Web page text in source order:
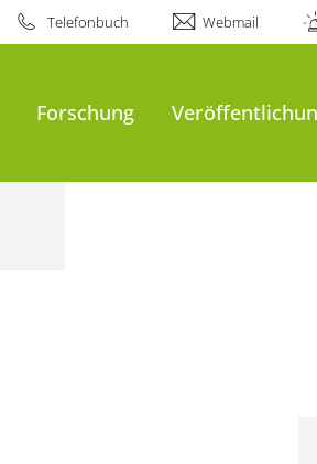
Telefonbuch Webmail
Forschung